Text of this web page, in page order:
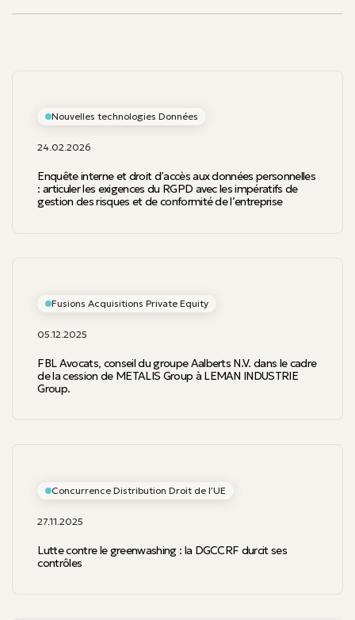
Nouvelles technologies Données
24.02.2026
Enquête interne et droit d’accès aux données personnelles
: articuler les exigences du RGPD avec les impératifs de
gestion des risques et de conformité de l’entreprise
Fusions Acquisitions Private Equity
05.12.2025
FBL Avocats, conseil du groupe Aalberts N.V. dans le cadre
de la cession de METALIS Group à LEMAN INDUSTRIE
Group.
Concurrence Distribution Droit de l’UE
27.11.2025
Lutte contre le greenwashing : la DGCCRF durcit ses
contrôles